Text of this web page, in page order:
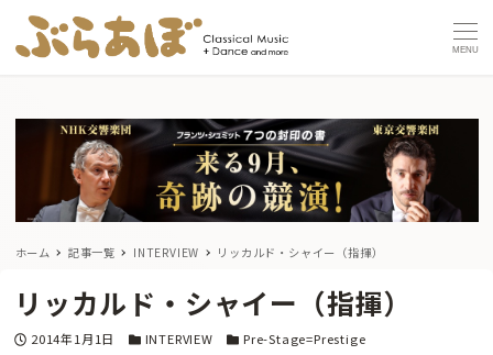
MENU
ホーム 記事一覧 INTERVIEW リッカルド・シャイー（指揮）
リッカルド・シャイー（指揮）
投稿日
2014年1月1日 カテゴリー
INTERVIEW カテゴリー
Pre-Stage=Prestige